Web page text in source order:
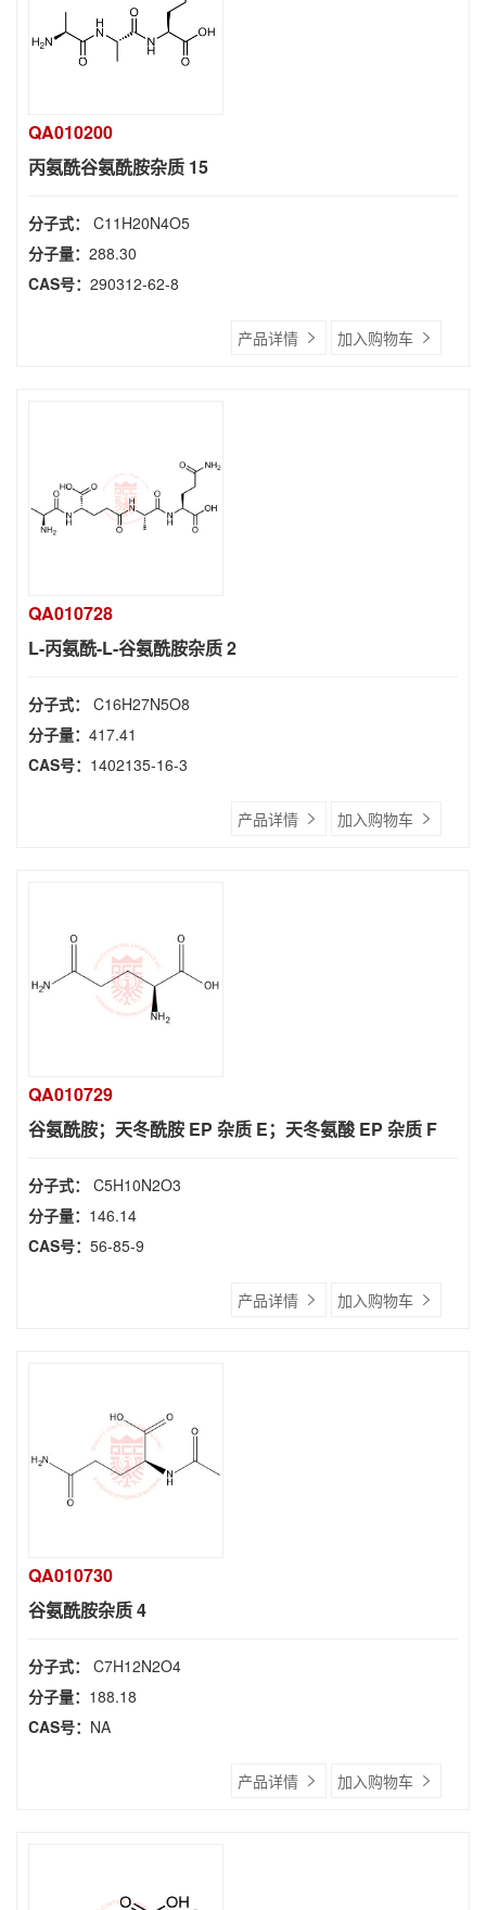
QA010200
丙氨酰谷氨酰胺杂质 15
分子式： C11H20N4O5
分子量： 288.30
CAS号： 290312-62-8
产品详情 加入购物车
QA010728
L-丙氨酰-L-谷氨酰胺杂质 2
分子式： C16H27N5O8
分子量： 417.41
CAS号： 1402135-16-3
产品详情 加入购物车
QA010729
谷氨酰胺；天冬酰胺 EP 杂质 E；天冬氨酸 EP 杂质 F
分子式： C5H10N2O3
分子量： 146.14
CAS号： 56-85-9
产品详情 加入购物车
QA010730
谷氨酰胺杂质 4
分子式： C7H12N2O4
分子量： 188.18
CAS号： NA
产品详情 加入购物车